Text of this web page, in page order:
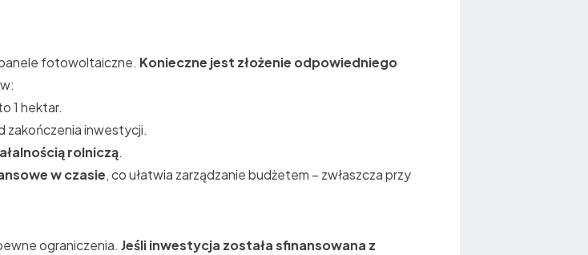
fotowoltaiczne. Konieczne jest złożenie odpowiedniego
1 hektar.
zakończenia inwestycji.
rolniczą.
w czasie, co ułatwia zarządzanie budżetem – zwłaszcza przy
ograniczenia. Jeśli inwestycja została sfinansowana z